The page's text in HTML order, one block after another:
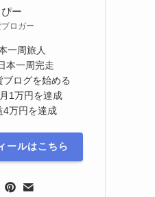
ー
ロガー
一周旅人
本一周完走
ログを始める
1万円を達成
万円を達成
ールはこちら